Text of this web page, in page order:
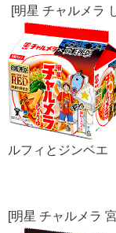
[明星 チャルメラ
ルフィとジンベ
[明星 チャルメラ